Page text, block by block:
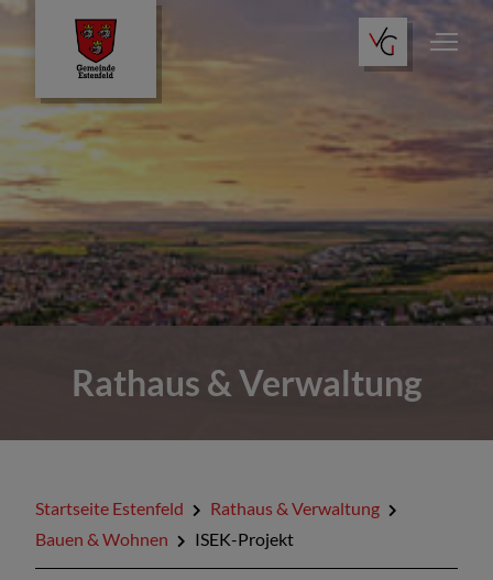
Rathaus & Verwaltung
Dienste im Rathaus
Mitteilungsblatt
Rathaus & Verwaltung
Startseite Estenfeld
Rathaus & Verwaltung
Bauen & Wohnen
ISEK-Projekt